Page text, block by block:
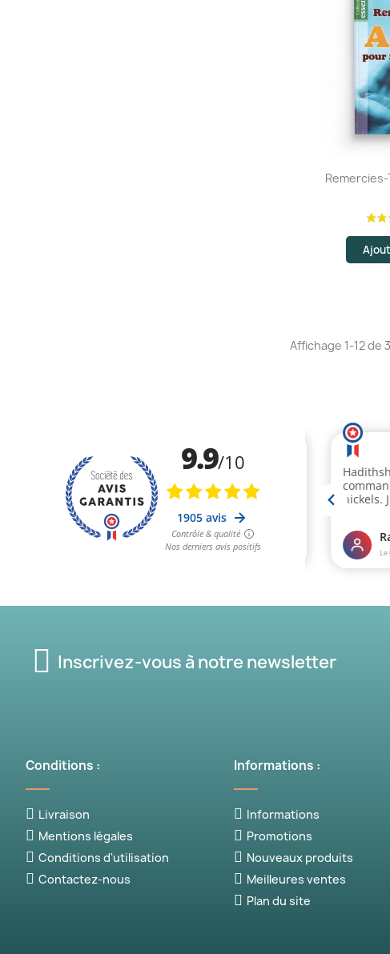
Remercies-
Affichage 1-12 de
Inscrivez-vous à notre newsletter
Conditions :
Livraison
Mentions légales
Conditions d'utilisation
Contactez-nous
Informations :
Informations
Promotions
Nouveaux produits
Meilleures ventes
Plan du site